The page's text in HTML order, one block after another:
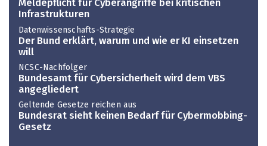
Meldepflicht für Cyberangriffe bei kritischen
Infrastrukturen
Datenwissenschafts-Strategie
Der Bund erklärt, warum und wie er KI einsetzen
will
NCSC-Nachfolger
Bundesamt für Cybersicherheit wird dem VBS
angegliedert
Geltende Gesetze reichen aus
Bundesrat sieht keinen Bedarf für Cybermobbing-
Gesetz